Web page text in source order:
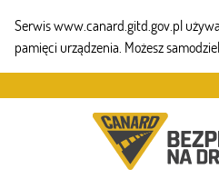
Serwis www.canard.gitd.gov.pl
pamięci urządzenia. Możesz